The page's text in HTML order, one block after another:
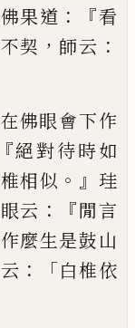
佛果道 ：『看
契 ， 師云 ：
佛眼會下作
絕對待時如
相似 。』 珪
眼云 ：『閒言
作麼生是鼓山
：「白椎依